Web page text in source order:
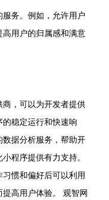
务。例如，允许用户
高用户的归属感和满意
，可以为开发者提供
稳定运行和快速响
据分析服务，帮助开
程序提供有力支持。
惯和偏好后可以利用
高用户体验。 观智网